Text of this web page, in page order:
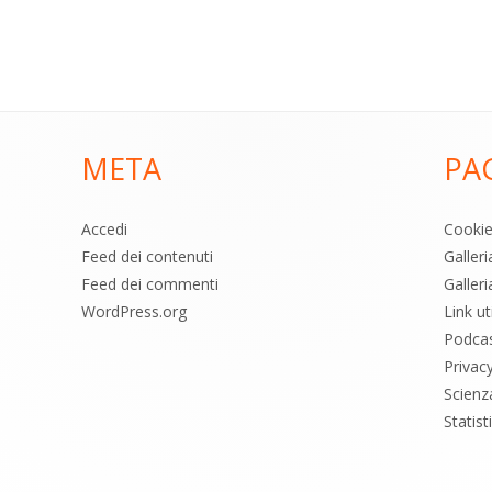
META
Accedi
Feed dei contenuti
Feed dei commenti
WordPress.org
Link